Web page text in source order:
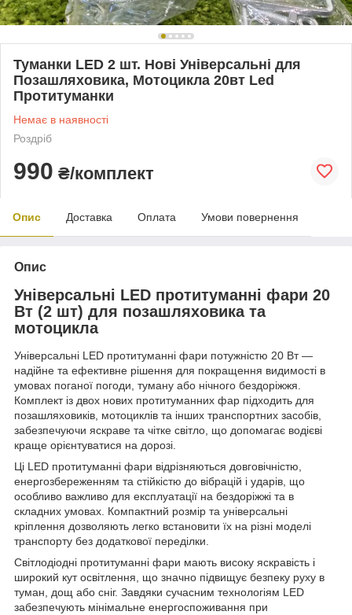
Туманки LED 2 шт. Нові Універсальні для
Позашляховика, Мотоцикла 20вт Led
Протитуманки
Немає в наявності
Роздріб
990 ₴/комплект
Опис Доставка Оплата Умови повернення
Опис
Універсальні LED протитуманні фари 20
Вт (2 шт) для позашляховика та
мотоцикла
Універсальні LED протитуманні фари потужністю 20 Вт —
надійне та ефективне рішення для покращення видимості в
умовах поганої погоди, туману або нічного бездоріжжя.
Комплект із двох нових протитуманних фар підходить для
позашляховиків, мотоциклів та інших транспортних засобів,
забезпечуючи яскраве та чітке світло, що допомагає водієві
краще орієнтуватися на дорозі.
Ці LED протитуманні фари відрізняються довговічністю,
енергозбереженням та стійкістю до вібрацій і ударів, що
особливо важливо для експлуатації на бездоріжжі та в
складних умовах. Компактний розмір та універсальні
кріплення дозволяють легко встановити їх на різні моделі
транспорту без додаткової переділки.
Світлодіодні протитуманні фари мають високу яскравість і
широкий кут освітлення, що значно підвищує безпеку руху в
туман, дощ або сніг. Завдяки сучасним технологіям LED
забезпечують мінімальне енергоспоживання при